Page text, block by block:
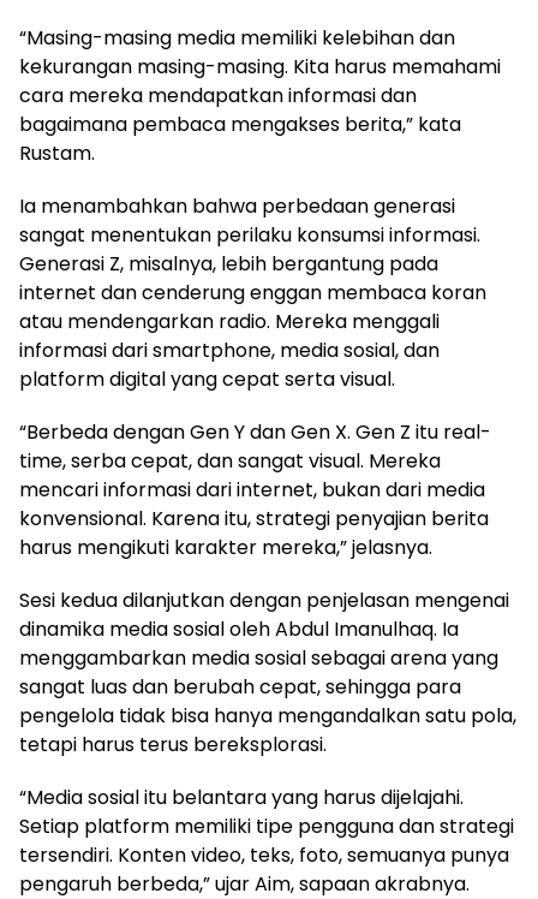
“Masing-masing media memiliki kelebihan dan
kekurangan masing-masing. Kita harus memahami
cara mereka mendapatkan informasi dan
bagaimana pembaca mengakses berita,” kata
Rustam.
Ia menambahkan bahwa perbedaan generasi
sangat menentukan perilaku konsumsi informasi.
Generasi Z, misalnya, lebih bergantung pada
internet dan cenderung enggan membaca koran
atau mendengarkan radio. Mereka menggali
informasi dari smartphone, media sosial, dan
platform digital yang cepat serta visual.
“Berbeda dengan Gen Y dan Gen X. Gen Z itu real-
time, serba cepat, dan sangat visual. Mereka
mencari informasi dari internet, bukan dari media
konvensional. Karena itu, strategi penyajian berita
harus mengikuti karakter mereka,” jelasnya.
Sesi kedua dilanjutkan dengan penjelasan mengenai
dinamika media sosial oleh Abdul Imanulhaq. Ia
menggambarkan media sosial sebagai arena yang
sangat luas dan berubah cepat, sehingga para
pengelola tidak bisa hanya mengandalkan satu pola,
tetapi harus terus bereksplorasi.
“Media sosial itu belantara yang harus dijelajahi.
Setiap platform memiliki tipe pengguna dan strategi
tersendiri. Konten video, teks, foto, semuanya punya
pengaruh berbeda,” ujar Aim, sapaan akrabnya.